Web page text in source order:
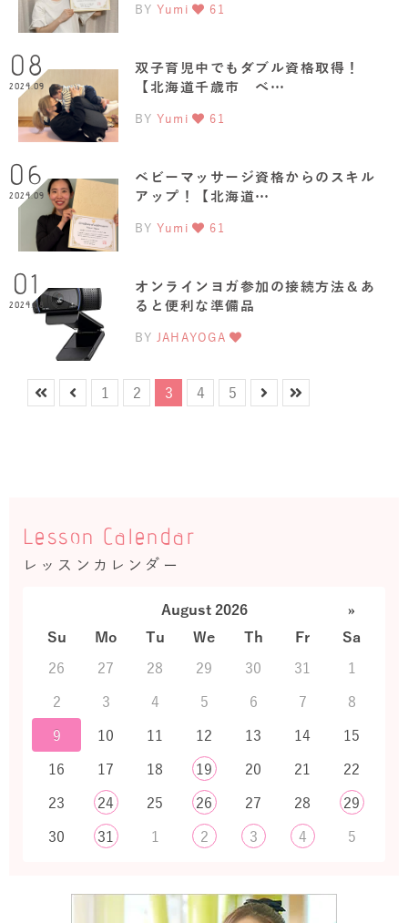
BY Yumi 61
08
2024.09
双子育児中でもダブル資格取得！
【北海道千歳市 べ…
BY Yumi 61
06
2024.09
ベビーマッサージ資格からのスキル
アップ！【北海道…
BY Yumi 61
01
2024.08
オンラインヨガ参加の接続方法＆あ
ると便利な準備品
BY JAHAYOGA
1 2 3 4 5
Lesson Calendar
レッスンカレンダー
August 2026
»
Su
Mo Tu We Th Fr
Sa
26
27 28 29 30 31
1
2
3 4 5 6 7
8
9
10 11 12 13 14
15
16
17 18 19 20 21
22
23
24 25 26 27 28
29
30
31 1 2 3 4 5